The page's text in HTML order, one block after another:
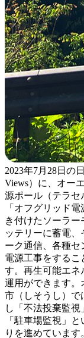
2023年7月28日の
Views）に、オー
源ポール（テラセ
「オフグリッド
き付けたソーラ
ッテリーに蓄電
ーク通信、各種
電源工事をするこ
す。再生可能エネ
運用ができます。
市（しそうし）で
し「不法投棄監視
「駐車場監視」
りを進めていま